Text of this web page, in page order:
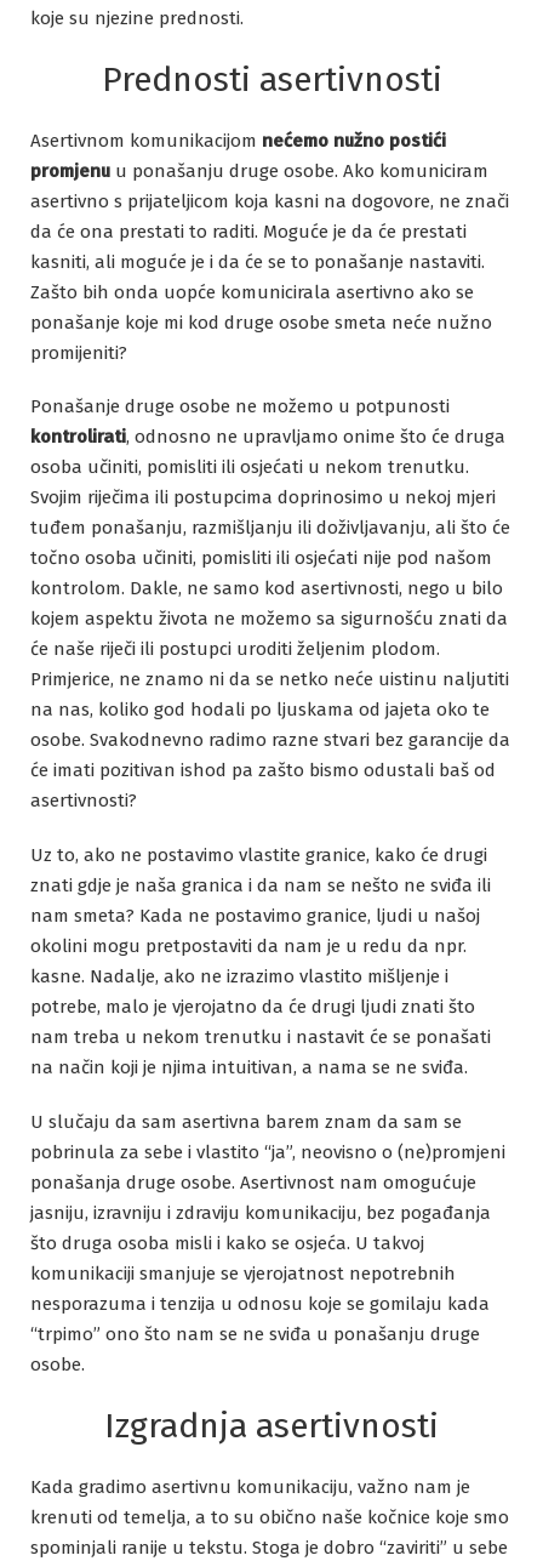
koje su njezine prednosti.
Prednosti asertivnosti
Asertivnom komunikacijom nećemo nužno postići
promjenu u ponašanju druge osobe. Ako komuniciram
asertivno s prijateljicom koja kasni na dogovore, ne znači
da će ona prestati to raditi. Moguće je da će prestati
kasniti, ali moguće je i da će se to ponašanje nastaviti.
Zašto bih onda uopće komunicirala asertivno ako se
ponašanje koje mi kod druge osobe smeta neće nužno
promijeniti?
Ponašanje druge osobe ne možemo u potpunosti
kontrolirati, odnosno ne upravljamo onime što će druga
osoba učiniti, pomisliti ili osjećati u nekom trenutku.
Svojim riječima ili postupcima doprinosimo u nekoj mjeri
tuđem ponašanju, razmišljanju ili doživljavanju, ali što će
točno osoba učiniti, pomisliti ili osjećati nije pod našom
kontrolom. Dakle, ne samo kod asertivnosti, nego u bilo
kojem aspektu života ne možemo sa sigurnošću znati da
će naše riječi ili postupci uroditi željenim plodom.
Primjerice, ne znamo ni da se netko neće uistinu naljutiti
na nas, koliko god hodali po ljuskama od jajeta oko te
osobe. Svakodnevno radimo razne stvari bez garancije da
će imati pozitivan ishod pa zašto bismo odustali baš od
asertivnosti?
Uz to, ako ne postavimo vlastite granice, kako će drugi
znati gdje je naša granica i da nam se nešto ne sviđa ili
nam smeta? Kada ne postavimo granice, ljudi u našoj
okolini mogu pretpostaviti da nam je u redu da npr.
kasne. Nadalje, ako ne izrazimo vlastito mišljenje i
potrebe, malo je vjerojatno da će drugi ljudi znati što
nam treba u nekom trenutku i nastavit će se ponašati
na način koji je njima intuitivan, a nama se ne sviđa.
U slučaju da sam asertivna barem znam da sam se
pobrinula za sebe i vlastito “ja”, neovisno o (ne)promjeni
ponašanja druge osobe. Asertivnost nam omogućuje
jasniju, izravniju i zdraviju komunikaciju, bez pogađanja
što druga osoba misli i kako se osjeća. U takvoj
komunikaciji smanjuje se vjerojatnost nepotrebnih
nesporazuma i tenzija u odnosu koje se gomilaju kada
“trpimo” ono što nam se ne sviđa u ponašanju druge
osobe.
Izgradnja asertivnosti
Kada gradimo asertivnu komunikaciju, važno nam je
krenuti od temelja, a to su obično naše kočnice koje smo
spominjali ranije u tekstu. Stoga je dobro “zaviriti” u sebe